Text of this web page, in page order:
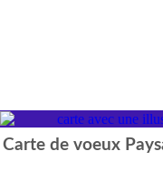
Carte de voeux